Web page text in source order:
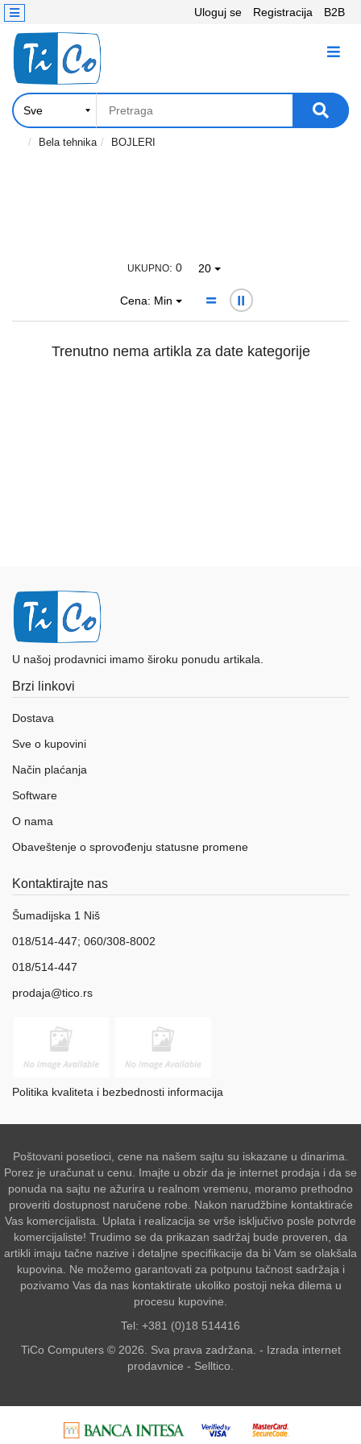
Uloguj se Registracija B2B
KATEGORIJE
Računari,
Komponente
Laptop
Gaming
Fotoaparati
kamere
aparati
Sve
Kontakt
Bela tehnika BOJLERI
UKUPNO: 0 20
Cena: Min
Trenutno nema artikla za date kategorije
U našoj prodavnici imamo široku ponudu artikala.
Brzi linkovi
Dostava
Sve o kupovini
Način plaćanja
Software
O nama
Obaveštenje o sprovođenju statusne promene
Kontaktirajte nas
Šumadijska 1 Niš
018/514-447; 060/308-8002
018/514-447
prodaja@tico.rs
Politika kvaliteta i bezbednosti informacija
Poštovani posetioci, cene na našem sajtu su iskazane u dinarima.
Porez je uračunat u cenu. Imajte u obzir da je internet prodaja i da se
ponuda na sajtu ne ažurira u realnom vremenu, moramo prethodno
proveriti dostupnost naručene robe. Nakon narudžbine kontaktiraće
Vas komercijalista. Uplata i realizacija se vrše isključivo posle potvrde
komercijaliste! Trudimo se da prikazan sadržaj bude proveren, da
artikli imaju tačne nazive i detaljne specifikacije da bi Vam se olakšala
kupovina. Ne možemo garantovati za potpunu tačnost sadržaja i
pozivamo Vas da nas kontaktirate ukoliko postoji neka dilema u
procesu kupovine.
Tel: +381 (0)18 514416
TiCo Computers © 2026. Sva prava zadržana. - Izrada internet
prodavnice - Selltico.